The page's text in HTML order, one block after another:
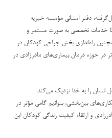
دفتر استانی مؤسسه خیریه
تا خدمات تخصصی به صورت مستمر و
راه‌اندازی بخش جراحی کودکان در
در حوزه درمان بیماری‌های مادرزادی در
انسان را به خدا نزدیک می‌کند.
بین‌بخشی، بتوانیم گامی مؤثر در
و ارتقاء کیفیت زندگی کودکان این